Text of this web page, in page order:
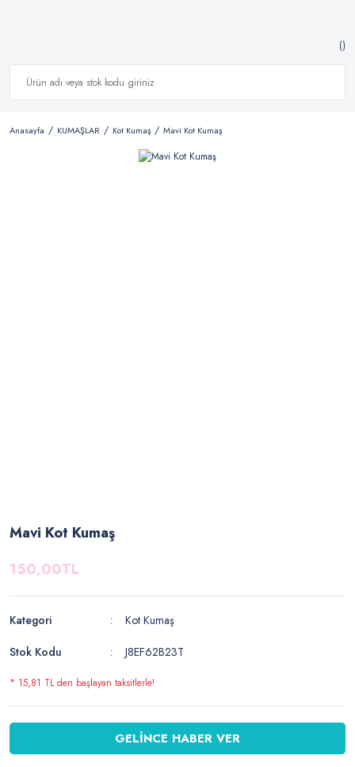
Anasayfa KUMAŞLAR Kot Kumaş Mavi Kot Kumaş
Mavi Kot Kumaş
150,00TL
Kategori
Kot Kumaş
Stok Kodu
J8EF62B23T
* 15,81 TL den başlayan taksitlerle!
GELİNCE HABER VER